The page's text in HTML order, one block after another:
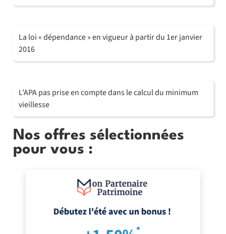
La loi « dépendance » en vigueur à partir du 1er janvier
2016
L’APA pas prise en compte dans le calcul du minimum
vieillesse
Nos offres sélectionnées
pour vous :